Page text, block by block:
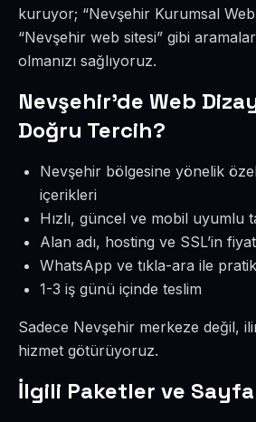
kuruyor; “Nevşehir Kurumsal Web
“Nevşehir web sitesi” gibi
olmanızı sağlıyoruz.
Nevşehir’de Web
Doğru Tercih?
Nevşehir bölgesine yönelik
içerikleri
Hızlı, güncel ve mobil uyumlu
Alan adı, hosting ve SSL’in
WhatsApp ve tıkla-ara ile
1-3 iş günü içinde teslim
Sadece Nevşehir merkeze değil,
hizmet götürüyoruz.
İlgili Paketler ve